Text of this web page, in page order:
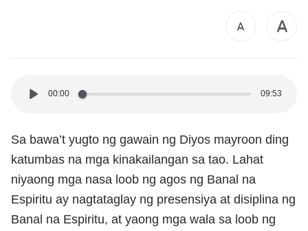
00:00 09:53
Sa bawa’t yugto ng gawain ng Diyos mayroon ding
katumbas na mga kinakailangan sa tao. Lahat
niyaong mga nasa loob ng agos ng Banal na
Espiritu ay nagtataglay ng presensiya at disiplina ng
Banal na Espiritu, at yaong mga wala sa loob ng